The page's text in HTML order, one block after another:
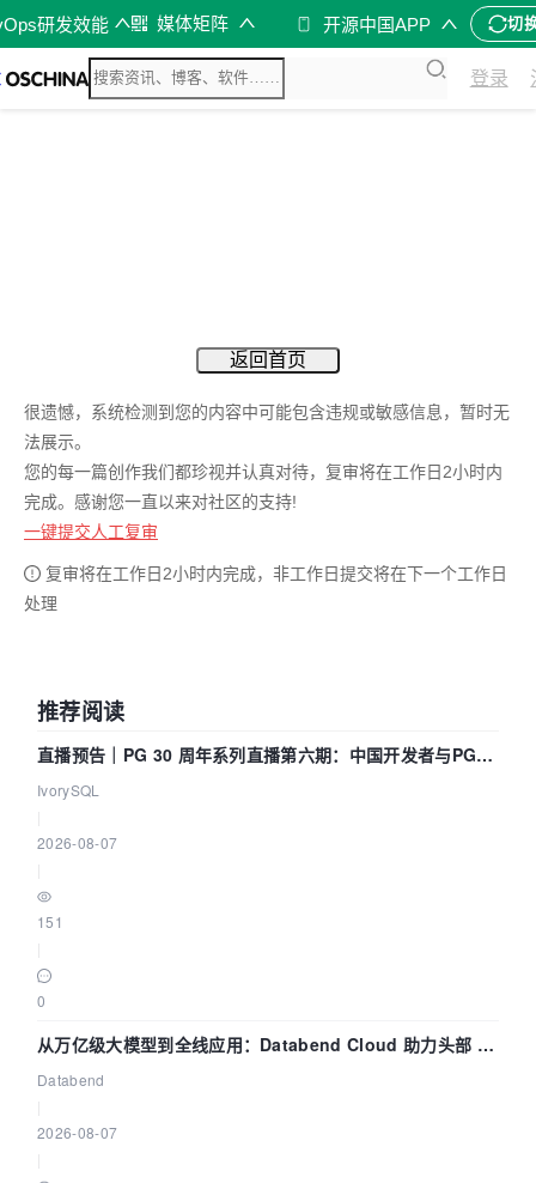
研发效能 媒体矩阵 开源中国APP 切
登录
返回首页
很遗憾，系统检测到您的内容中可能包含违规或敏感信息，暂时无
法展示。
您的每一篇创作我们都珍视并认真对待，复审将在工作日2小时内
完成。感谢您一直以来对社区的支持!
一键提交人工复审
复审将在工作日2小时内完成，非工作日提交将在下一个工作日
处理
推荐阅读
直播预告｜PG 30 周年系列直播第六期：中国开发者与PG内
核——我们改得动吗？我们贡献了什么？
IvorySQL
2026-08-07
151
0
从万亿级大模型到全线应用：Databend Cloud 助力头部 AI
企业构建全链路 Trace 数据管道
Databend
2026-08-07